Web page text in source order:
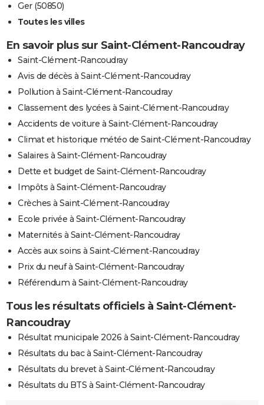
Ger (50850)
Toutes les villes
En savoir plus sur Saint-Clément-Rancoudray
Saint-Clément-Rancoudray
Avis de décès à Saint-Clément-Rancoudray
Pollution à Saint-Clément-Rancoudray
Classement des lycées à Saint-Clément-Rancoudray
Accidents de voiture à Saint-Clément-Rancoudray
Climat et historique météo de Saint-Clément-Rancoudray
Salaires à Saint-Clément-Rancoudray
Dette et budget de Saint-Clément-Rancoudray
Impôts à Saint-Clément-Rancoudray
Crèches à Saint-Clément-Rancoudray
Ecole privée à Saint-Clément-Rancoudray
Maternités à Saint-Clément-Rancoudray
Accès aux soins à Saint-Clément-Rancoudray
Prix du neuf à Saint-Clément-Rancoudray
Référendum à Saint-Clément-Rancoudray
Tous les résultats officiels à Saint-Clément-
Rancoudray
Résultat municipale 2026 à Saint-Clément-Rancoudray
Résultats du bac à Saint-Clément-Rancoudray
Résultats du brevet à Saint-Clément-Rancoudray
Résultats du BTS à Saint-Clément-Rancoudray